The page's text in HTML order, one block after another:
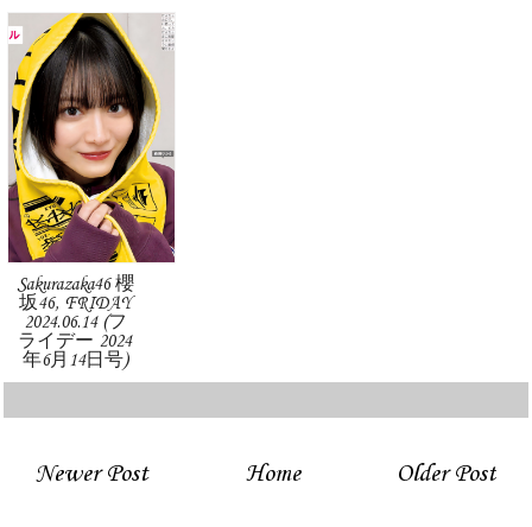
Sakurazaka46 櫻
坂46, FRIDAY
2024.06.14 (フ
ライデー 2024
年6月14日号)
Newer Post Older Post
Home